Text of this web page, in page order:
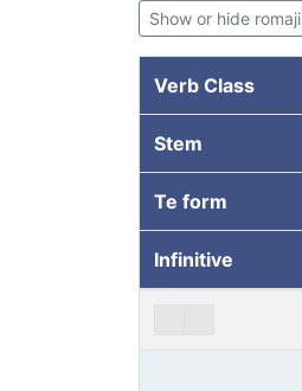
Show or hide romaji
Verb Class
Stem
Te form
Infinitive